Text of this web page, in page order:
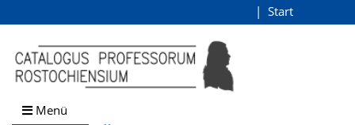
Browsen
direkt zum Inhalt
Start
Menü